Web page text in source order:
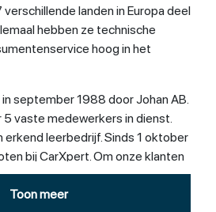
landen in Europa deel
hebben ze technische
hoog in het
september 1988 door Johan AB.
vaste medewerkers in dienst.
erkend leerbedrijf. Sinds 1 oktober
bij CarXpert. Om onze klanten
bieden, blijven wij volop in
naar nieuwe mogelijkheden.
Toon meer